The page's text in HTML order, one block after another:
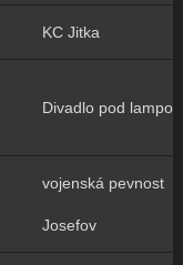
KC Jitka
Divadlo pod lampou
vojenská pevnost
Josefov